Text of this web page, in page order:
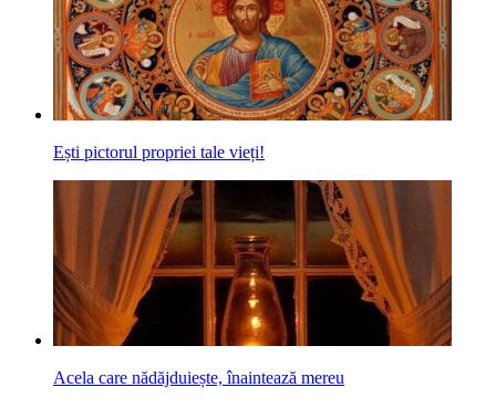
Ești pictorul propriei tale vieți!
Acela care nădăjduiește, înaintează mereu